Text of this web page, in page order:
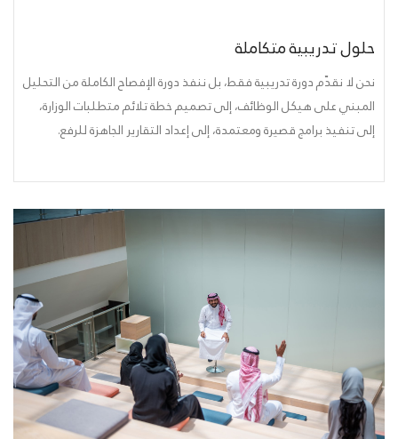
حلول تدريبية متكاملة
نحن لا نقدّم دورة تدريبية فقط، بل ننفذ دورة الإفصاح الكاملة من التحليل
المبني على هيكل الوظائف، إلى تصميم خطة تلائم متطلبات الوزارة،
إلى تنفيذ برامج قصيرة ومعتمدة، إلى إعداد التقارير الجاهزة للرفع.